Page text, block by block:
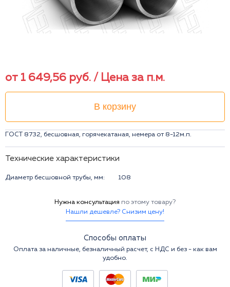
от 1 649,56 руб. / Цена за п.м.
В корзину
ГОСТ 8732, бесшовная, горячекатаная, немера от 8-12м.п.
Технические характеристики
Диаметр бесшовной трубы, мм: 108
Нужна консультация по этому товару?
Нашли дешевле? Снизим цену!
Способы оплаты
Оплата за наличные, безналичный расчет, с НДС и без - как вам
удобно.